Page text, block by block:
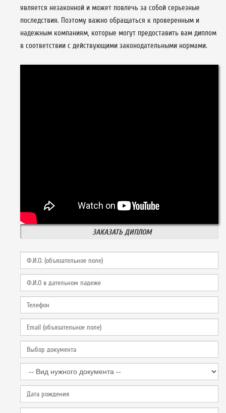
является незаконной и может повлечь за собой серьезные
последствия. Поэтому важно обращаться к проверенным и
надежным компаниям, которые могут предоставить вам диплом
в соответствии с действующими законодательными нормами.
ЗАКАЗАТЬ ДИПЛОМ